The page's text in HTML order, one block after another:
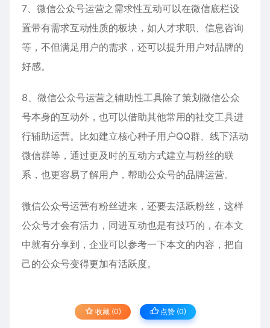
7、微信公众号运营之需求性互动可以在微信底栏设
置带有需求互动性质的板块，如人才求职、信息咨询
等，不但满足用户的需求，还可以提升用户对品牌的
好感。
8、微信公众号运营之辅助性工具除了策划微信公众
号本身的互动外，也可以借助其他常用的社交工具进
行辅助运营。比如建立核心种子用户QQ群、线下活动
微信群等，通过更及时的互动方式建立与粉丝的联
系，也更容易了解用户，帮助公众号的品牌运营。
微信公众号运营有粉丝进来，还要去活跃粉丝，这样
公众号才会有活力，同进互动也是有技巧的，在本文
中就有分享到，企业可以参考一下本文的内容，把自
己的公众号变得更加有活跃度。
收藏 (0) 点赞 (0)